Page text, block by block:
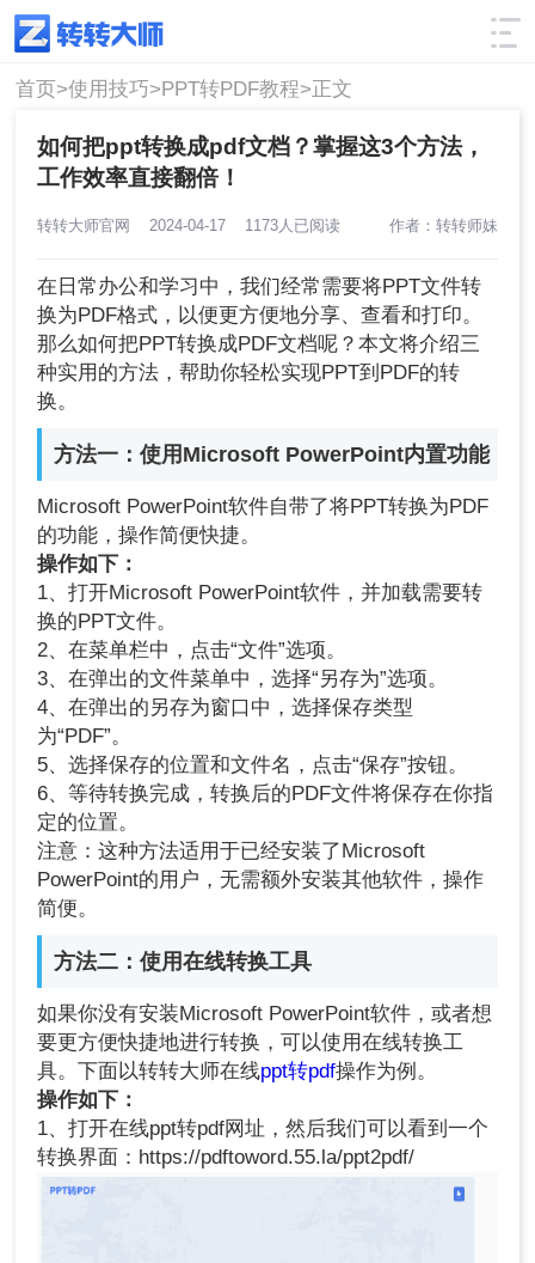
使用技巧 筛选
首页>使用技巧>PPT转PDF教程>正文
如何把ppt转换成pdf文档？掌握这3个方法，
工作效率直接翻倍！
转转大师官网 2024-04-17 1173人已阅读 作者：转转师妹
在日常办公和学习中，我们经常需要将PPT文件转
换为PDF格式，以便更方便地分享、查看和打印。
那么如何把PPT转换成PDF文档呢？本文将介绍三
种实用的方法，帮助你轻松实现PPT到PDF的转
换。
方法一：使用Microsoft PowerPoint内置功能
Microsoft PowerPoint软件自带了将PPT转换为PDF
的功能，操作简便快捷。
操作如下：
1、打开Microsoft PowerPoint软件，并加载需要转
换的PPT文件。
2、在菜单栏中，点击“文件”选项。
3、在弹出的文件菜单中，选择“另存为”选项。
4、在弹出的另存为窗口中，选择保存类型
为“PDF”。
5、选择保存的位置和文件名，点击“保存”按钮。
6、等待转换完成，转换后的PDF文件将保存在你指
定的位置。
注意：这种方法适用于已经安装了Microsoft
PowerPoint的用户，无需额外安装其他软件，操作
简便。
方法二：使用在线转换工具
如果你没有安装Microsoft PowerPoint软件，或者想
要更方便快捷地进行转换，可以使用在线转换工
具。下面以转转大师在线ppt转pdf操作为例。
操作如下：
1、打开在线ppt转pdf网址，然后我们可以看到一个
转换界面：https://pdftoword.55.la/ppt2pdf/